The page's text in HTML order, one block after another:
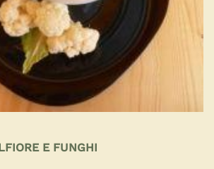
E FUNGHI